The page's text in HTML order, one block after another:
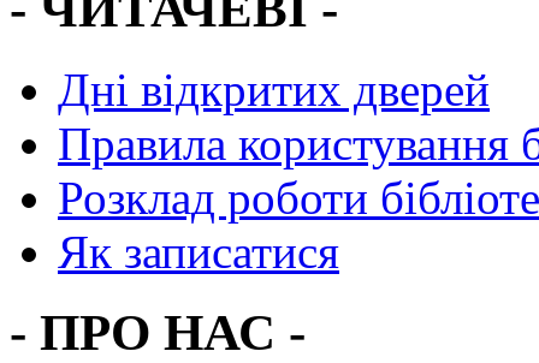
Дні відкритих дверей
Правила користування
Розклад роботи
Як записатися
- ПРО НАС -